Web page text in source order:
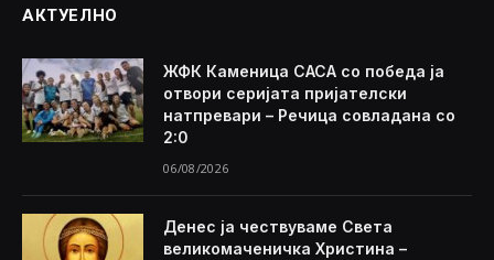
АКТУЕЛНО
ЖФК Каменица САСА со победа ја
отвори серијата пријателски
натпревари – Речица совладана со
2:0
06/08/2026
Денес ја чествуваме Света
великомаченичка Христина –